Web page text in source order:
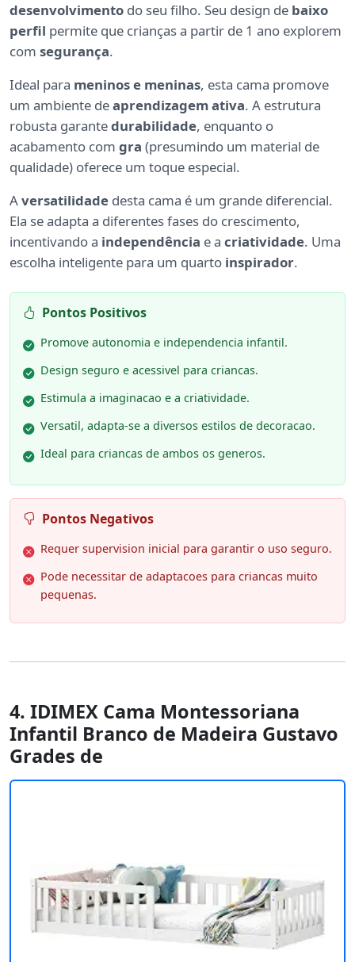
desenvolvimento do seu filho. Seu design de baixo
perfil permite que crianças a partir de 1 ano explorem
com segurança.
Ideal para meninos e meninas, esta cama promove
um ambiente deaprendizagem ativa. A estrutura
robusta garantedurabilidade, enquanto o
acabamento com gra (presumindo um material de
qualidade) oferece um toque especial.
Aversatilidade desta cama é um grande diferencial.
Ela se adapta a diferentes fases do crescimento,
incentivando a independência e a criatividade. Uma
escolha inteligente para um quarto inspirador.
Pontos Positivos
Promove autonomia e independencia infantil.
Design seguro e acessivel para criancas.
Estimula a imaginacao e a criatividade.
Versatil, adapta-se a diversos estilos de decoracao.
Ideal para criancas de ambos os generos.
Pontos Negativos
Requer supervision inicial para garantir o uso seguro.
Pode necessitar de adaptacoes para criancas muito
pequenas.
4. IDIMEX Cama Montessoriana
Infantil Branco de Madeira Gustavo
Grades de